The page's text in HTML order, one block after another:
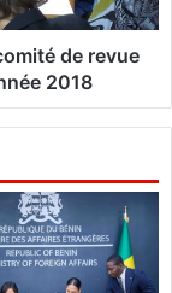
de revue
2018